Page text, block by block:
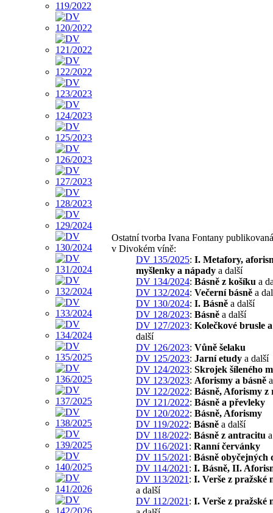
Ostatní tvorba Ivana Fontany publikovaná
v Divokém víně:
DV 135/2025: I. Metafory,
myšlenky a nápady a další
DV 134/2024: Básně z košíku a
DV 132/2024: Večerní básně a
DV 130/2024: I. Básně a další
DV 128/2023: Básně a další
DV 127/2023: Kolečkové brusle
další
DV 126/2023: Vůně šelaku
DV 125/2023: Jarní etudy a další
DV 124/2023: Skrojek šíleného
DV 123/2023: Aforismy a básně
DV 122/2022: Básně, Aforismy z
DV 121/2022: Básně a převleky
DV 120/2022: Básně, Aforismy
DV 119/2022: Básně a další
DV 118/2022: Básně z antracitu
DV 116/2021 : Ranní červánky
DV 115/2021 : Básně obyčejných
DV 114/2021 : I. Básně, II.
DV 113/2021 : I. Verše z pražské
a další
DV 112/2021 : I. Verše z pražské